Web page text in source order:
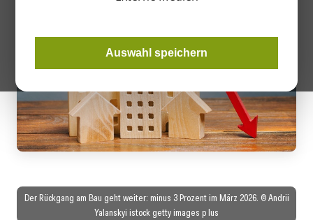
Auswahl speichern
Der Rückgang am Bau geht weiter: minus 3 Prozent im März 2026. © Andrii
Yalanskyi istock getty images p lus